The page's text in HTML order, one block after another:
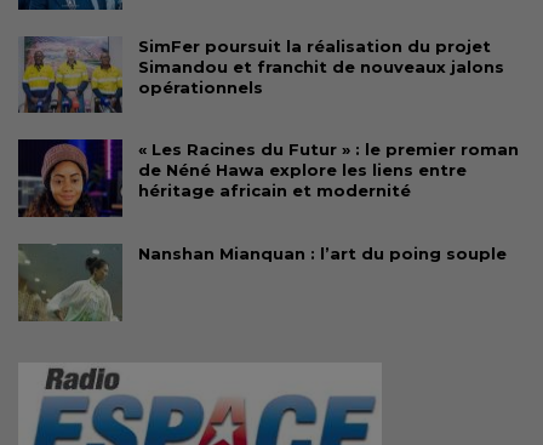
SimFer poursuit la réalisation du projet
Simandou et franchit de nouveaux jalons
opérationnels
« Les Racines du Futur » : le premier roman
de Néné Hawa explore les liens entre
héritage africain et modernité
Nanshan Mianquan : l’art du poing souple